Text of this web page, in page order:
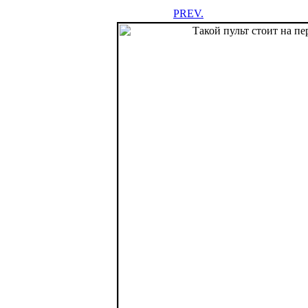
PREV.